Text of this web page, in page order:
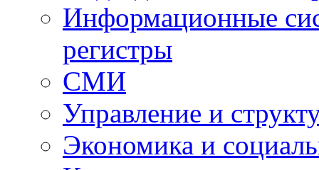
Информационные
регистры
СМИ
Управление и
Экономика и